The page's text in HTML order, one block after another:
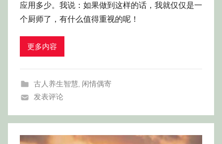
应用多少。我说：如果做到这样的话，我就仅仅是一
个厨师了，有什么值得重视的呢！
更多内容
古人养生智慧, 闲情偶寄
发表评论